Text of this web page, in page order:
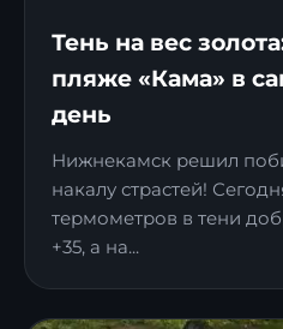
Тень на вес
пляже «Кама» в
день
Нижнекамск решил
накалу страстей!
термометров в тени
+35, а на...